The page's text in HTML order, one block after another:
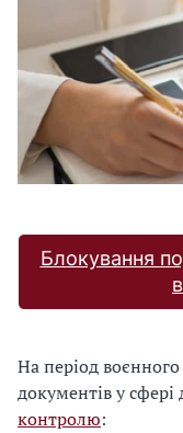
Блокування
На період
документів у
контролю: